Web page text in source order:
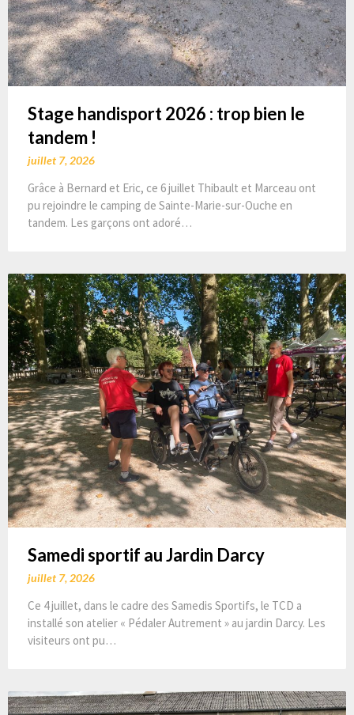
Stage handisport 2026 : trop bien le
tandem !
juillet 7, 2026
Grâce à Bernard et Eric, ce 6 juillet Thibault et Marceau ont
pu rejoindre le camping de Sainte-Marie-sur-Ouche en
tandem. Les garçons ont adoré…
Samedi sportif au Jardin Darcy
juillet 7, 2026
Ce 4 juillet, dans le cadre des Samedis Sportifs, le TCD a
installé son atelier « Pédaler Autrement » au jardin Darcy. Les
visiteurs ont pu…